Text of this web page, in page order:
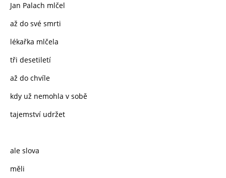
Jan Palach mlčel
až do své smrti
lékařka mlčela
tři desetiletí
až do chvíle
kdy už nemohla v sobě
tajemství udržet
ale slova
měli